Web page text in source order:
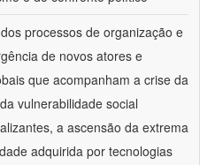
processos de organização e
de novos atores e
que acompanham a crise da
vulnerabilidade social
a ascensão da extrema
adquirida por tecnologias